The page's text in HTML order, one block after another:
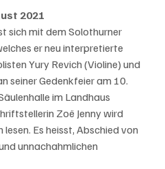
2021
sich mit dem Solothurner
er neu interpretierte
Yury Revich (Violine) und
seiner Gedenkfeier am 10.
im Landhaus
Zoë Jenny wird
Es heisst, Abschied von
unnachahmlichen